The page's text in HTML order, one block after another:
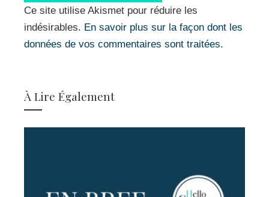
Ce site utilise Akismet pour réduire les
indésirables. En savoir plus sur la façon dont les
données de vos commentaires sont traitées.
À Lire Également